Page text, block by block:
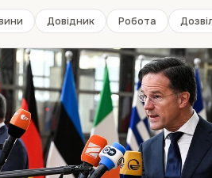
Довідник Робота